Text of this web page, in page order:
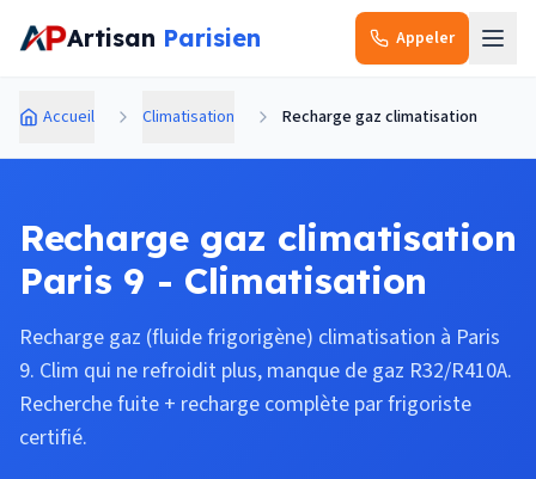
Aller au contenu principal
Artisan Parisien Appeler
Accueil Climatisation Recharge gaz climatisation
Recharge gaz climatisation
Paris 9 - Climatisation
Recharge gaz (fluide frigorigène) climatisation à Paris
9. Clim qui ne refroidit plus, manque de gaz R32/R410A.
Recherche fuite + recharge complète par frigoriste
certifié.